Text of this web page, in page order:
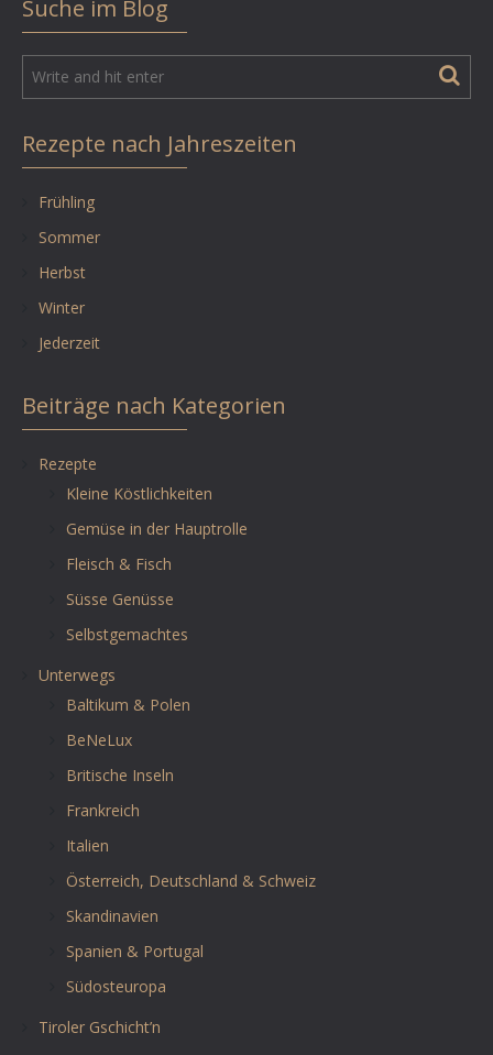
Suche im Blog
Rezepte nach Jahreszeiten
Frühling
Sommer
Herbst
Winter
Jederzeit
Beiträge nach Kategorien
Rezepte
Kleine Köstlichkeiten
Gemüse in der Hauptrolle
Fleisch & Fisch
Süsse Genüsse
Selbstgemachtes
Unterwegs
Baltikum & Polen
BeNeLux
Britische Inseln
Frankreich
Italien
Österreich, Deutschland & Schweiz
Skandinavien
Spanien & Portugal
Südosteuropa
Tiroler Gschicht’n